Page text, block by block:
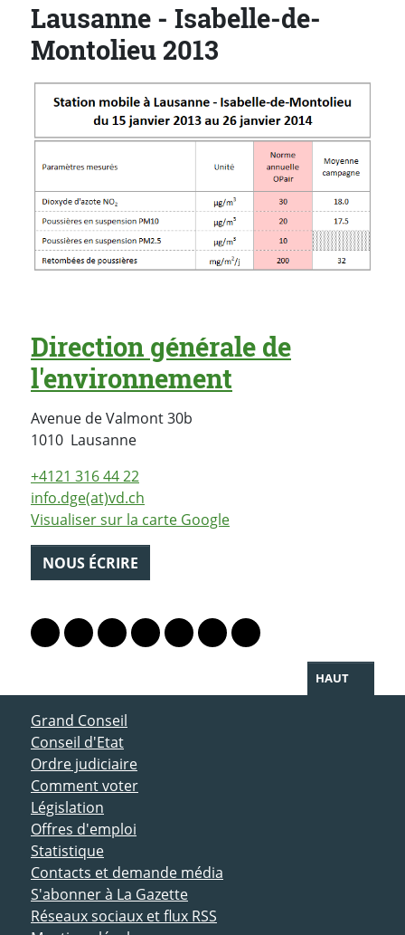
Lausanne - Isabelle-de-
Montolieu 2013
Direction générale de
l'environnement
Avenue de Valmont 30b
1010 LausanneSuisse
+4121 316 44 22
info.dge(at)vd.ch
Visualiser sur la carte Google
NOUS ÉCRIRE
Lien vers le profil Mastodon
Lien vers le profil Bluesky
Lien vers le profil Instagram
Lien vers le profil Linkedin
Lien vers le profil Facebook
Lien vers le profil Twitter
Partager par WhatsApp
HAUT
ACCÈS DIRECT
Grand Conseil
Conseil d'Etat
Ordre judiciaire
Comment voter
Législation
Offres d'emploi
Statistique
Contacts et demande média
S'abonner à La Gazette
Réseaux sociaux et flux RSS